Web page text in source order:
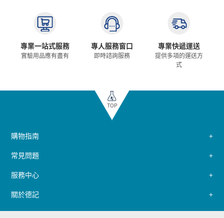
專業一站式服務
實驗用品應有盡有
專人服務窗口
即時諮詢服務
專業快遞運送
提供多項的運送方
式
TOP
購物指南
常見問題
服務中心
關於德記